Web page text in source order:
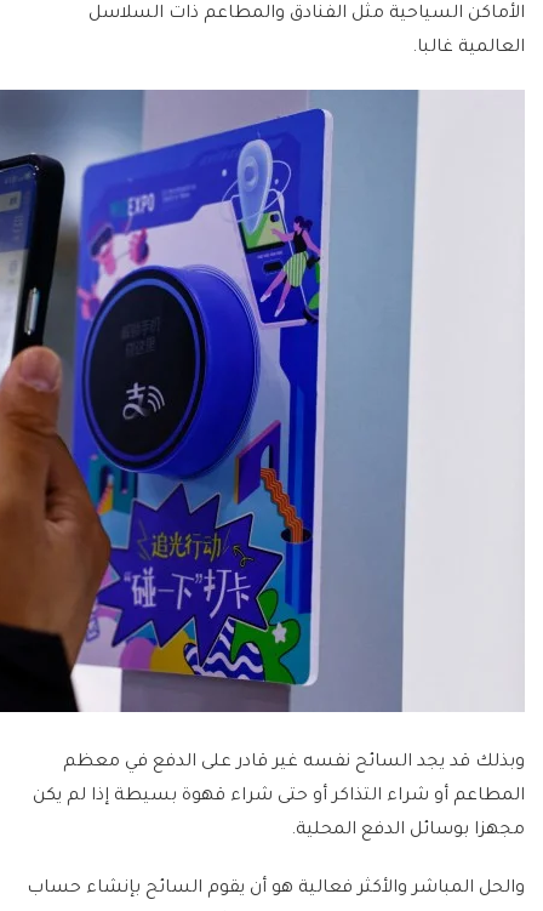
الأماكن السياحية مثل الفنادق والمطاعم ذات السلاسل
العالمية غالبا.
وبذلك قد يجد السائح نفسه غير قادر على الدفع في معظم
المطاعم أو شراء التذاكر أو حتى شراء قهوة بسيطة إذا لم يكن
مجهزا بوسائل الدفع المحلية.
والحل المباشر والأكثر فعالية هو أن يقوم السائح بإنشاء حساب